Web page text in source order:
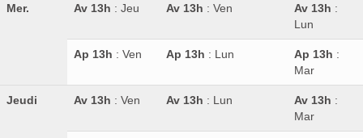
Mer. Av 13h : Jeu Av 13h : Ven Av 13h :
Lun
Ap 13h : Ven Ap 13h : Lun Ap 13h :
Mar
Jeudi Av 13h : Ven Av 13h : Lun Av 13h :
Mar